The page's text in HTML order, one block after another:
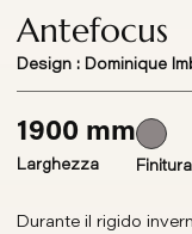
Antefocus
Design : Dominique
1900 mm
Larghezza Finitura
Durante il rigido